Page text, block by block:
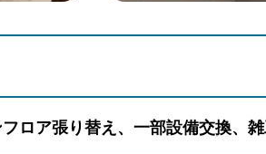
ロア張り替え、一部設備交換、